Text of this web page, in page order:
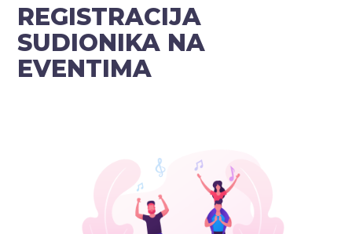
REGISTRACIJA
SUDIONIKA NA
EVENTIMA